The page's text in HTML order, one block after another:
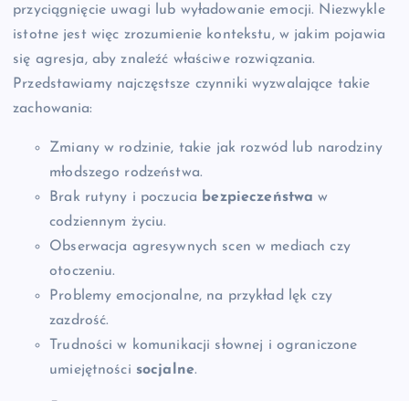
przyciągnięcie uwagi lub wyładowanie emocji. Niezwykle
istotne jest więc zrozumienie kontekstu, w jakim pojawia
się agresja, aby znaleźć właściwe rozwiązania.
Przedstawiamy najczęstsze czynniki wyzwalające takie
zachowania:
Zmiany w rodzinie, takie jak rozwód lub narodziny
młodszego rodzeństwa.
Brak rutyny i poczucia bezpieczeństwa w
codziennym życiu.
Obserwacja agresywnych scen w mediach czy
otoczeniu.
Problemy emocjonalne, na przykład lęk czy
zazdrość.
Trudności w komunikacji słownej i ograniczone
umiejętności socjalne.